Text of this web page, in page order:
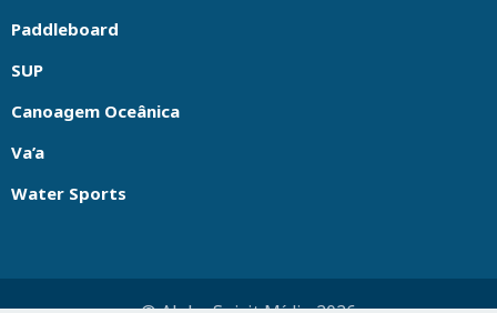
Paddleboard
SUP
Canoagem Oceânica
Va’a
Water Sports